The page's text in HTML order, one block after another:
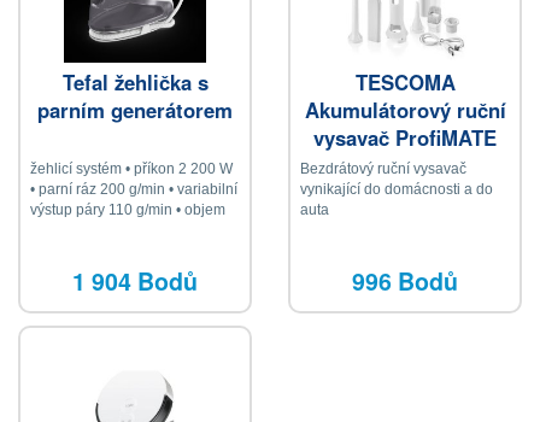
Tefal žehlička s
parním generátorem
žehlicí systém • příkon 2 200 W
• parní ráz 200 g/min • variabilní
výstup páry 110 g/min • objem
Xpress Glide • technologie Calc
Clear pro snadnou údržbu • V ×
Š × H: 30,8 × 16 × 27,2 cm
1 904 Bodů
TESCOMA
Akumulátorový ruční
vysavač ProfiMATE
Bezdrátový ruční vysavač
vynikající do domácnosti a do
auta
996 Bodů